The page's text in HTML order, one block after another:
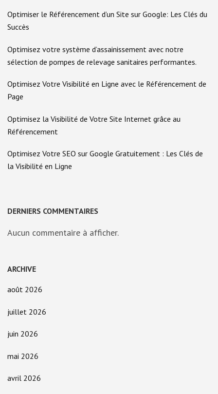
Optimiser le Référencement d’un Site sur Google: Les Clés du
Succès
Optimisez votre système d’assainissement avec notre
sélection de pompes de relevage sanitaires performantes.
Optimisez Votre Visibilité en Ligne avec le Référencement de
Page
Optimisez la Visibilité de Votre Site Internet grâce au
Référencement
Optimisez Votre SEO sur Google Gratuitement : Les Clés de
la Visibilité en Ligne
DERNIERS COMMENTAIRES
Aucun commentaire à afficher.
ARCHIVE
août 2026
juillet 2026
juin 2026
mai 2026
avril 2026